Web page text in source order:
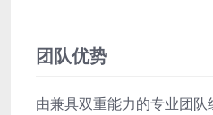
团队优势
由兼具双重能力的专业团队